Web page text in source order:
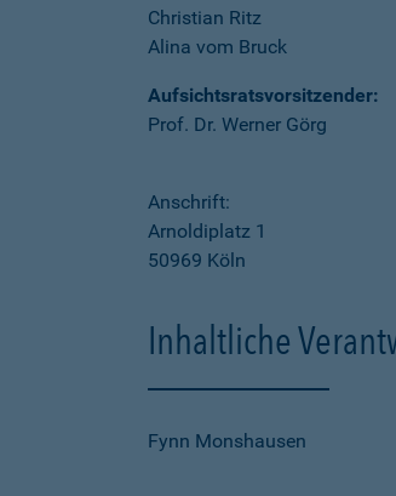
Christian Ritz
Alina vom Bruck
Aufsichtsratsvorsitzender:
Prof. Dr. Werner Görg
Anschrift:
Arnoldiplatz 1
50969 Köln
Inhaltliche
Fynn Monshausen